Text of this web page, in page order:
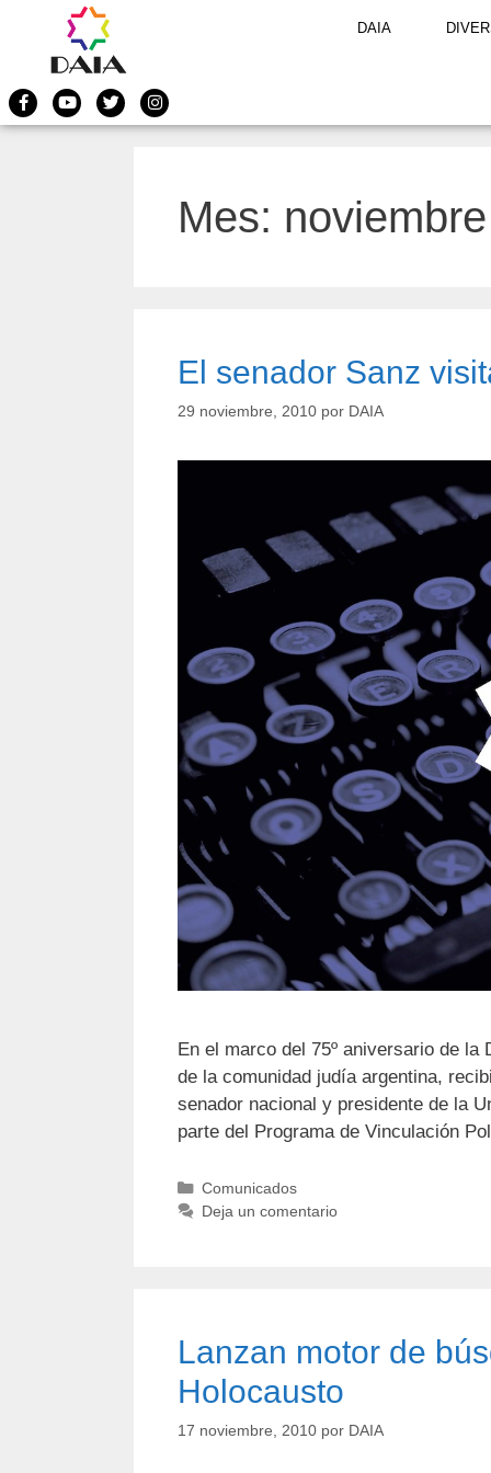
DAIA
Mes:
El senador Sanz
29 noviembre, 2010 por DAIA
En el marco del 75º aniversario de
de la comunidad judía argentina,
senador nacional y presidente de la
parte del Programa de Vinculación
Comunicados
Deja un comentario
Lanzan motor de
Holocausto
17 noviembre, 2010 por DAIA